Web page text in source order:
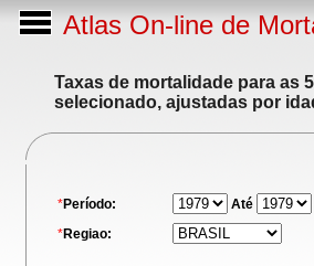
Atlas On-line de
Taxas de mortalidade para as
selecionado, ajustadas por
*Período:
Até
*Regiao: